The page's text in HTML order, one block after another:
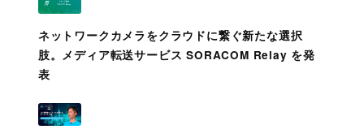
ネットワークカメラをクラウドに繋ぐ新たな選択
肢。メディア転送サービス SORACOM Relay を発
表